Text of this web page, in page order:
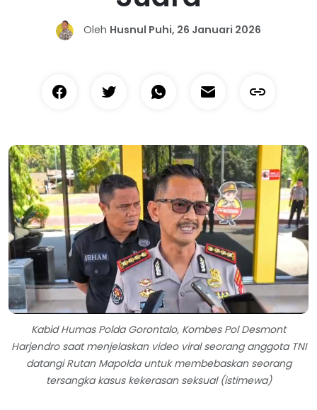
Oleh Husnul Puhi, 26 Januari 2026
Kabid Humas Polda Gorontalo, Kombes Pol Desmont
Harjendro saat menjelaskan video viral seorang anggota TNI
datangi Rutan Mapolda untuk membebaskan seorang
tersangka kasus kekerasan seksual (istimewa)